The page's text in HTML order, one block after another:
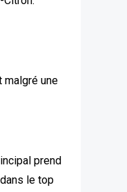
malgré une
prend
le top